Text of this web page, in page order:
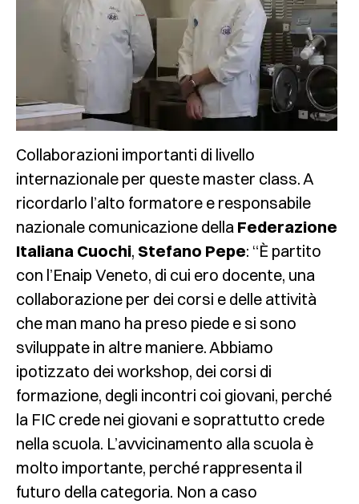
Collaborazioni importanti di livello
internazionale per queste master class. A
ricordarlo l’alto formatore e responsabile
nazionale comunicazione della Federazione
Italiana Cuochi, Stefano Pepe: “È partito
con l’Enaip Veneto, di cui ero docente, una
collaborazione per dei corsi e delle attività
che man mano ha preso piede e si sono
sviluppate in altre maniere. Abbiamo
ipotizzato dei workshop, dei corsi di
formazione, degli incontri coi giovani, perché
la FIC crede nei giovani e soprattutto crede
nella scuola. L’avvicinamento alla scuola è
molto importante, perché rappresenta il
futuro della categoria. Non a caso